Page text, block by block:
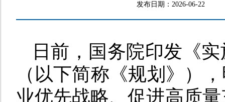
发布日期：2026-
日前，国务院印发《
（以下简称《规划》）
业优先战略、促进高质